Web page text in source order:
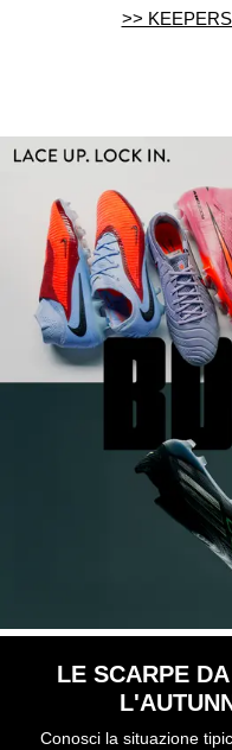
>>
LE SCARPE
Conosci la situazione